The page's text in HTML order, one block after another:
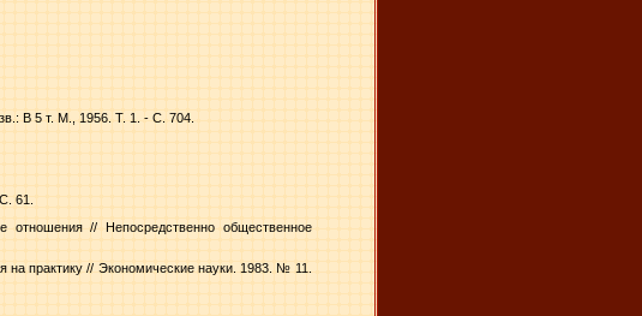
В 5 т. М., 1956. Т. 1. - С. 704.
61.
отношения // Непосредственно общественное
практику // Экономические науки. 1983. № 11.